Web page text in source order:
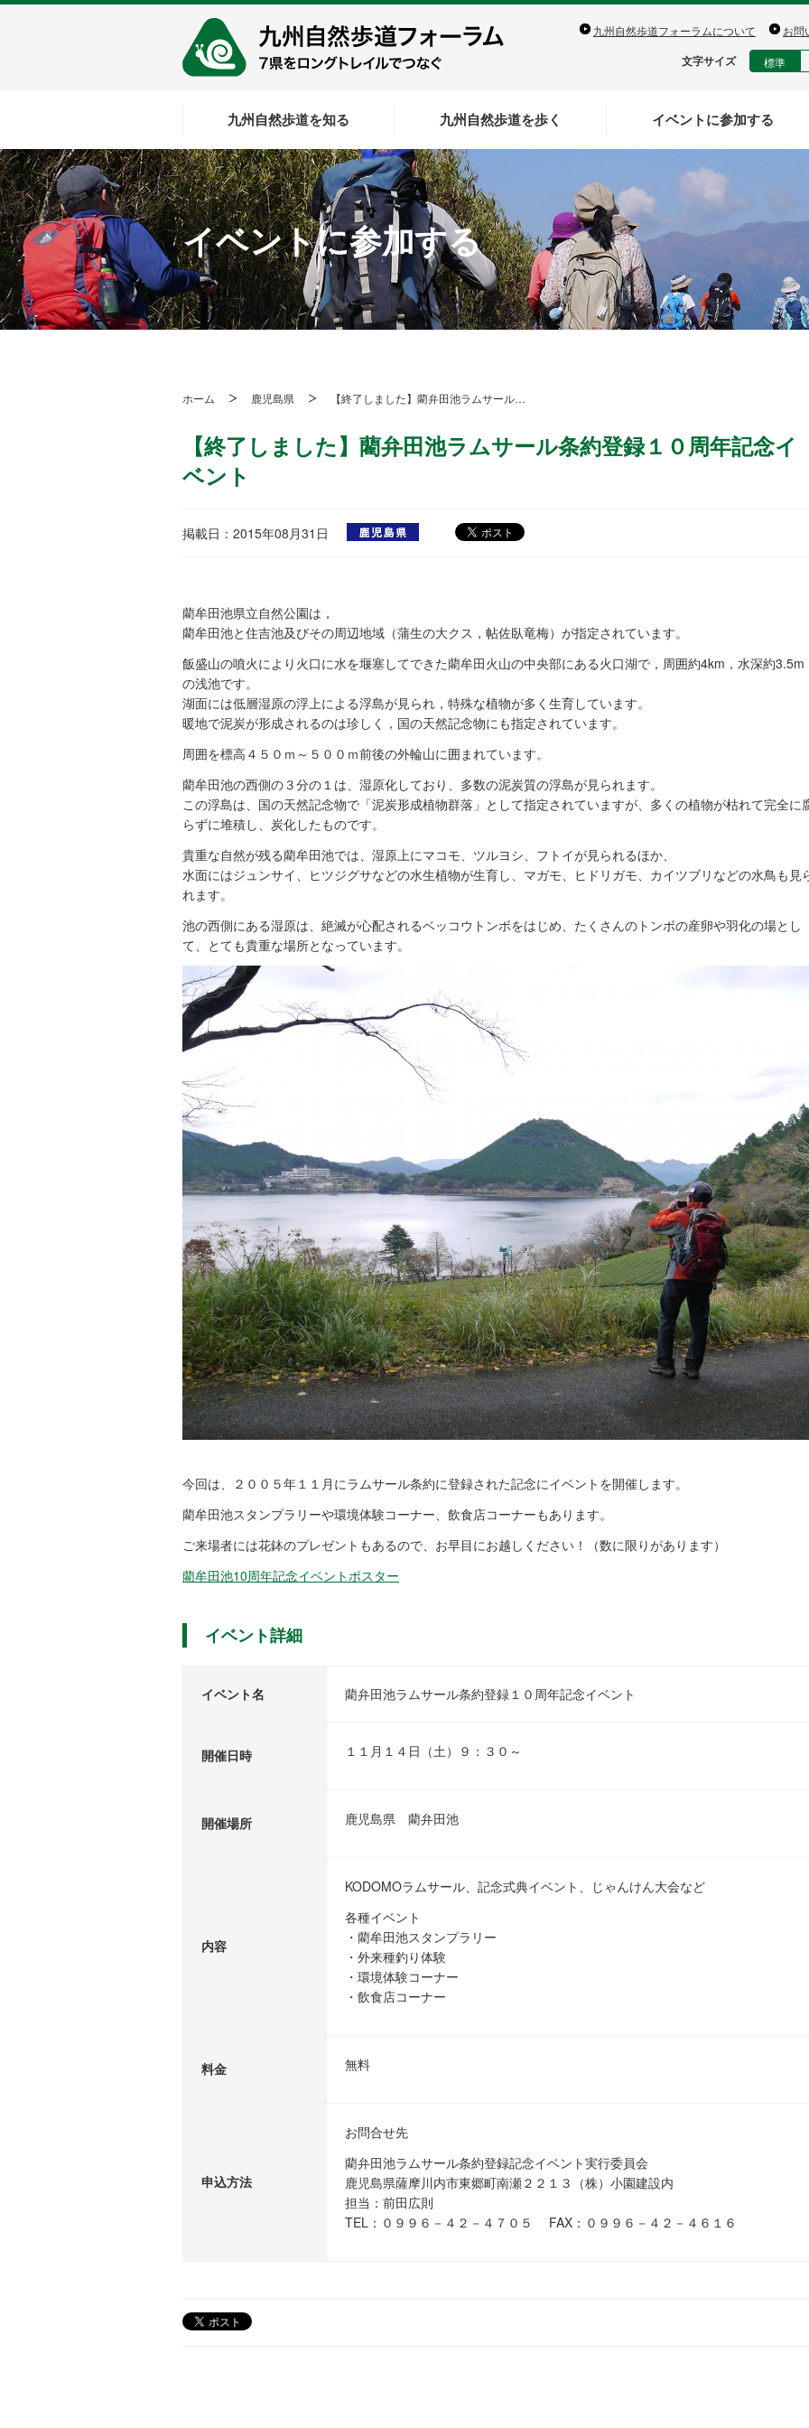
九州自然歩道フォーラムについて お問
文字サイズ 標準
九州自然歩道を知る 九州自然歩道を歩く イベントに参加する
イベントに参加する
ホーム 鹿児島県 【終了しました】藺弁田池ラムサール…
【終了しました】藺弁田池ラムサール条約登録１０周年記念イ
ベント
掲載日：2015年08月31日
藺牟田池県立自然公園は，
藺牟田池と住吉池及びその周辺地域（蒲生の大クス，帖佐臥竜梅）が指定されています。
飯盛山の噴火により火口に水を堰塞してできた藺牟田火山の中央部にある火口湖で，周囲約4km，水深約3.5m
の浅池です。
湖面には低層湿原の浮上による浮島が見られ，特殊な植物が多く生育しています。
暖地で泥炭が形成されるのは珍しく，国の天然記念物にも指定されています。
周囲を標高４５０ｍ～５００ｍ前後の外輪山に囲まれています。
藺牟田池の西側の３分の１は、湿原化しており、多数の泥炭質の浮島が見られます。
この浮島は、国の天然記念物で「泥炭形成植物群落」として指定されていますが、多くの植物が枯れて完全に
らずに堆積し、炭化したものです。
貴重な自然が残る藺牟田池では、湿原上にマコモ、ツルヨシ、フトイが見られるほか、
水面にはジュンサイ、ヒツジグサなどの水生植物が生育し、マガモ、ヒドリガモ、カイツブリなどの水鳥も見
れます。
池の西側にある湿原は、絶滅が心配されるベッコウトンボをはじめ、たくさんのトンボの産卵や羽化の場とし
て、とても貴重な場所となっています。
今回は、２００５年１１月にラムサール条約に登録された記念にイベントを開催します。
藺牟田池スタンプラリーや環境体験コーナー、飲食店コーナーもあります。
ご来場者には花鉢のプレゼントもあるので、お早目にお越しください！（数に限りがあります）
藺牟田池10周年記念イベントポスター
イベント詳細
イベント名 藺弁田池ラムサール条約登録１０周年記念イベント
開催日時 １１月１４日（土）９：３０～
開催場所 鹿児島県 藺弁田池
内容
KODOMOラムサール、記念式典イベント、じゃんけん大会など
各種イベント
・藺牟田池スタンプラリー
・外来種釣り体験
・環境体験コーナー
・飲食店コーナー
料金 無料
申込方法
お問合せ先
藺弁田池ラムサール条約登録記念イベント実行委員会
鹿児島県薩摩川内市東郷町南瀬２２１３（株）小園建設内
担当：前田広則
TEL：０９９６－４２－４７０５ FAX：０９９６－４２－４６１６